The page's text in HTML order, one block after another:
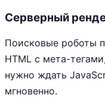
Серверный
Поисковые роботы
HTML с мета-
нужно ждать
мгновенно.